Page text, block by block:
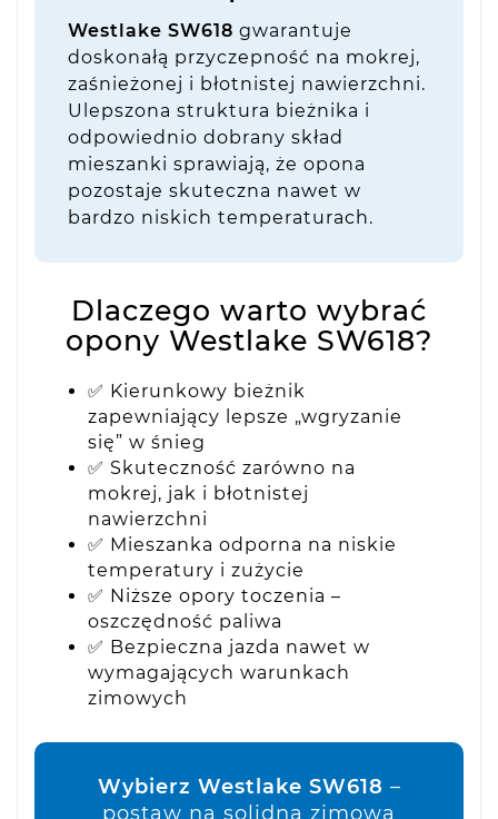
Westlake SW618 gwarantuje
doskonałą przyczepność na mokrej,
zaśnieżonej i błotnistej nawierzchni.
Ulepszona struktura bieżnika i
odpowiednio dobrany skład
mieszanki sprawiają, że opona
pozostaje skuteczna nawet w
bardzo niskich temperaturach.
Dlaczego warto wybrać
opony Westlake SW618?
✅ Kierunkowy bieżnik
zapewniający lepsze „wgryzanie
się” w śnieg
✅ Skuteczność zarówno na
mokrej, jak i błotnistej
nawierzchni
✅ Mieszanka odporna na niskie
temperatury i zużycie
✅ Niższe opory toczenia –
oszczędność paliwa
✅ Bezpieczna jazda nawet w
wymagających warunkach
zimowych
Wybierz Westlake SW618 –
postaw na solidną zimową